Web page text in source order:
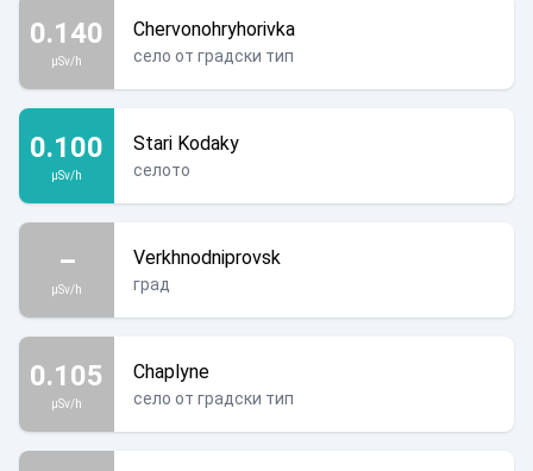
0.140
µSv/h
Chervonohryhorivka
село от градски тип
0.100
µSv/h
Stari Kodaky
селото
–
µSv/h
Verkhnodniprovsk
град
0.105
µSv/h
Chaplyne
село от градски тип